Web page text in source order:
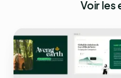
Voir les